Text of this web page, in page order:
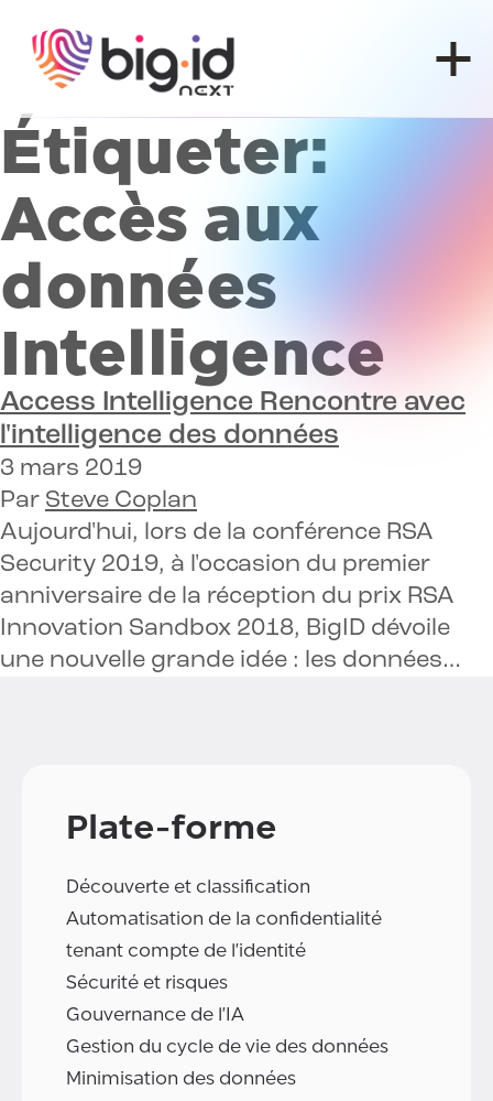
Étiqueter:
Accès aux
données
Intelligence
Access Intelligence Rencontre avec
l'intelligence des données
3 mars 2019
Par Steve Coplan
Aujourd'hui, lors de la conférence RSA
Security 2019, à l'occasion du premier
anniversaire de la réception du prix RSA
Innovation Sandbox 2018, BigID dévoile
une nouvelle grande idée : les données…
Plate-forme
Découverte et classification
Automatisation de la confidentialité
tenant compte de l'identité
Sécurité et risques
Gouvernance de l'IA
Gestion du cycle de vie des données
Minimisation des données